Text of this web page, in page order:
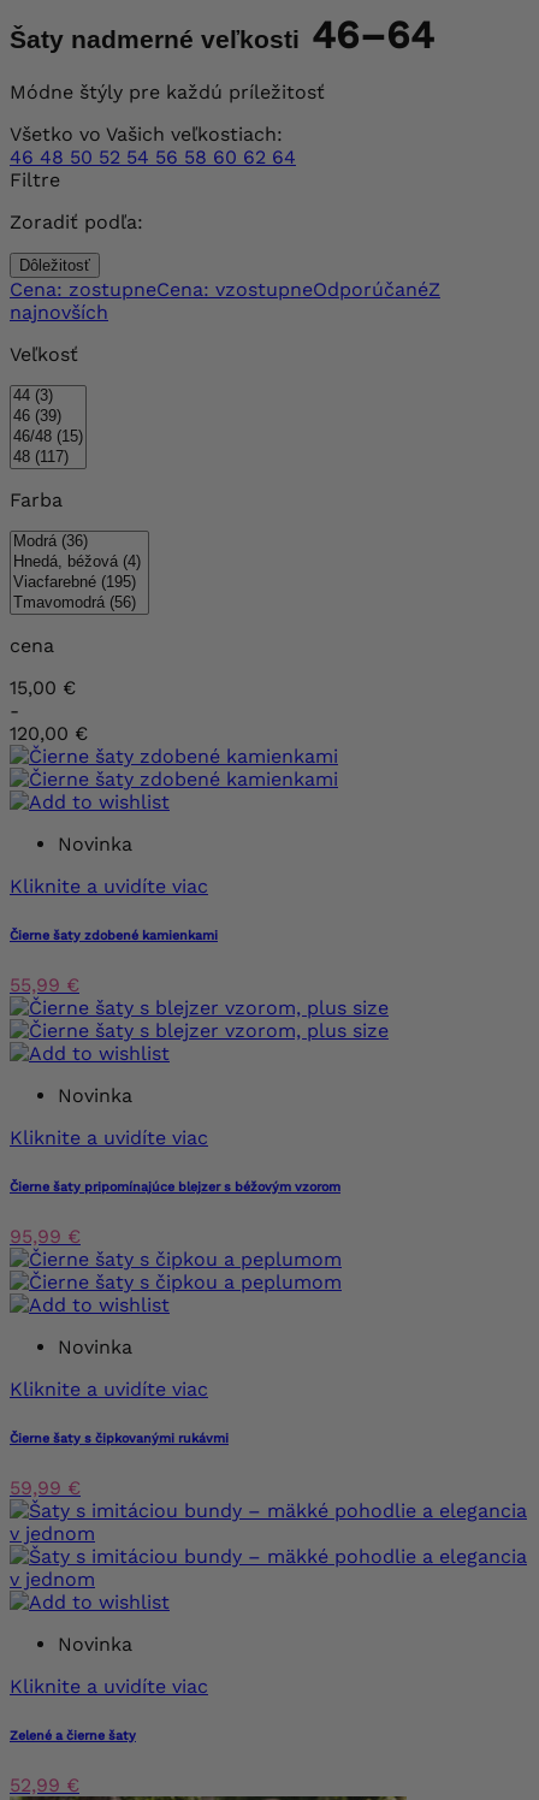
Šaty nadmerné veľkosti 46–64
Módne štýly pre každú príležitosť
Všetko vo Vašich veľkostiach:
46 48 50 52 54 56 58 60 62 64
Filtre
Zoradiť podľa:
Dôležitosť
Cena: zostupneCena: vzostupneOdporúčanéZ
najnovších
Veľkosť
Farba
cena
15,00 €
-
120,00 €
Novinka
Kliknite a uvidíte viac
Čierne šaty zdobené kamienkami
55,99 €
Novinka
Kliknite a uvidíte viac
Čierne šaty pripomínajúce blejzer s béžovým vzorom
95,99 €
Novinka
Kliknite a uvidíte viac
Čierne šaty s čipkovanými rukávmi
59,99 €
Novinka
Kliknite a uvidíte viac
Zelené a čierne šaty
52,99 €